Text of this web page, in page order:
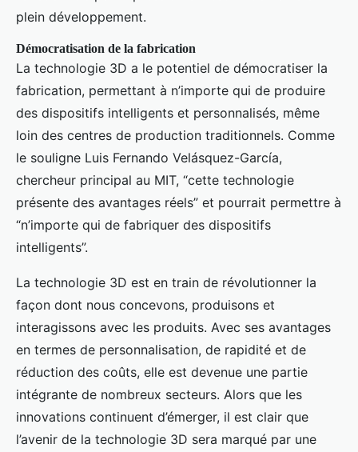
plein développement.
Démocratisation de la fabrication
La technologie 3D a le potentiel de démocratiser la
fabrication, permettant à n’importe qui de produire
des dispositifs intelligents et personnalisés, même
loin des centres de production traditionnels. Comme
le souligne Luis Fernando Velásquez-García,
chercheur principal au MIT, “cette technologie
présente des avantages réels” et pourrait permettre à
“n’importe qui de fabriquer des dispositifs
intelligents”.
La technologie 3D est en train de révolutionner la
façon dont nous concevons, produisons et
interagissons avec les produits. Avec ses avantages
en termes de personnalisation, de rapidité et de
réduction des coûts, elle est devenue une partie
intégrante de nombreux secteurs. Alors que les
innovations continuent d’émerger, il est clair que
l’avenir de la technologie 3D sera marqué par une